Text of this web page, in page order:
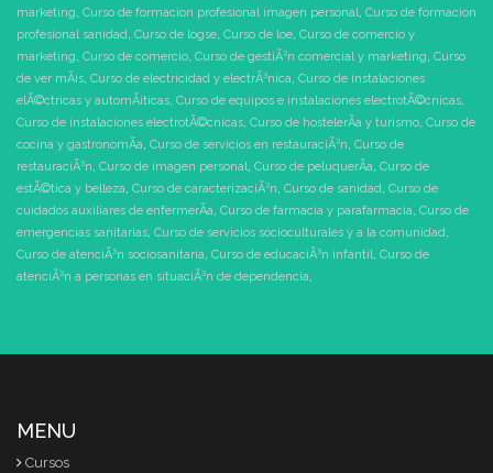
marketing, Curso de formacion profesional imagen personal, Curso de formacion
profesional sanidad, Curso de logse, Curso de loe, Curso de comercio y
marketing, Curso de comercio, Curso de gestiÃ³n comercial y marketing, Curso
de ver mÃ¡s, Curso de electricidad y electrÃ³nica, Curso de instalaciones
elÃ©ctricas y automÃ¡ticas, Curso de equipos e instalaciones electrotÃ©cnicas,
Curso de instalaciones electrotÃ©cnicas, Curso de hostelerÃ­a y turismo, Curso de
cocina y gastronomÃ­a, Curso de servicios en restauraciÃ³n, Curso de
restauraciÃ³n, Curso de imagen personal, Curso de peluquerÃ­a, Curso de
estÃ©tica y belleza, Curso de caracterizaciÃ³n, Curso de sanidad, Curso de
cuidados auxiliares de enfermerÃ­a, Curso de farmacia y parafarmacia, Curso de
emergencias sanitarias, Curso de servicios socioculturales y a la comunidad,
Curso de atenciÃ³n sociosanitaria, Curso de educaciÃ³n infantil, Curso de
atenciÃ³n a personas en situaciÃ³n de dependencia,
MENU
Cursos